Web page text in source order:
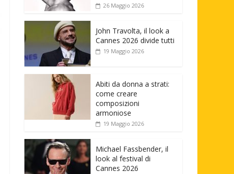
26 Maggio 2026
John Travolta, il look a
Cannes 2026 divide tutti
19 Maggio 2026
Abiti da donna a strati:
come creare
composizioni
armoniose
19 Maggio 2026
Michael Fassbender, il
look al festival di
Cannes 2026